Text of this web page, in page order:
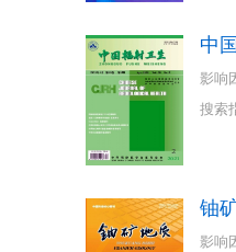
中
影响
搜索
铀
影响